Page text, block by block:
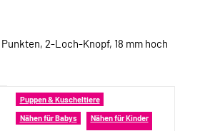
2-Loch-Knopf, 18 mm hoch
Puppen & Kuscheltiere
Nähen für Babys Nähen für Kinder